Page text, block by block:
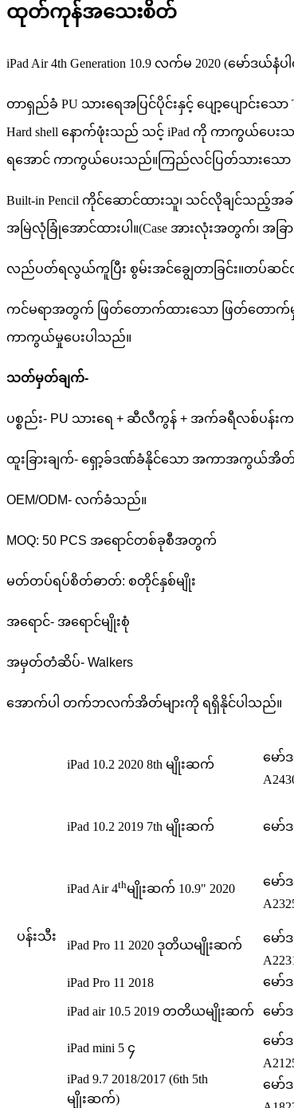
ထုတ်ကုန်အသေးစိတ်
iPad Air 4th Generation 10.9 လက်မ 2020 (မော်
တာရှည်ခံ PU သားရေအပြင်ပိုင်းနှင့် ပျော့ပျောင်း
Hard shell နောက်ဖုံးသည် သင့် iPad ကို ကာကွယ်ပေး
ရအောင် ကာကွယ်ပေးသည်။ကြည်လင်ပြတ်သားသော
Built-in Pencil ကိုင်ဆောင်ထားသူ၊ သင်လိုချင်သည့်
အမြဲလုံခြုံအောင်ထားပါ။(Case အားလုံးအတွက်၊ အခြာ
လည်ပတ်ရလွယ်ကူပြီး စွမ်းအင်ချွေတာခြင်း။တပ်
ကင်မရာအတွက် ဖြတ်တောက်ထားသော ဖြတ်တောက်မှု နှ
ကာကွယ်မှုပေးပါသည်။
သတ်မှတ်ချက်-
ပစ္စည်း- PU သားရေ + ဆီလီကွန် + အက်ခရီလစ်ပန်း
ထူးခြားချက်- ရှော့ခ်ဒဏ်ခံနိုင်သော အကာအကွယ်အိတ်
OEM/ODM- လက်ခံသည်။
MOQ: 50 PCS အရောင်တစ်ခုစီအတွက်
မတ်တပ်ရပ်စိတ်ဓာတ်: စတိုင်နှစ်မျိုး
အရောင်- အရောင်မျိုးစုံ
အမှတ်တံဆိပ်- Walkers
အောက်ပါ တက်ဘလက်အိတ်များကို ရရှိနိုင်ပါသည်။
ပန်းသီး
iPad 10.2 2020 8th မျိုးဆက်
မော်
iPad 10.2 2019 7th မျိုးဆက် မော်ဒ
iPad Air 4thမျိုးဆက် 10.9" 2020
မော်
iPad Pro 11 2020 ဒုတိယမျိုးဆက်
မော်ဒ
iPad Pro 11 2018
မော်ဒ
iPad air 10.5 2019 တတိယမျိုးဆက် မော်ဒ
iPad mini 5 ၄
မော်ဒ
iPad 9.7 2018/2017 (6th 5th
မျိုးဆက်)
မော်ဒ